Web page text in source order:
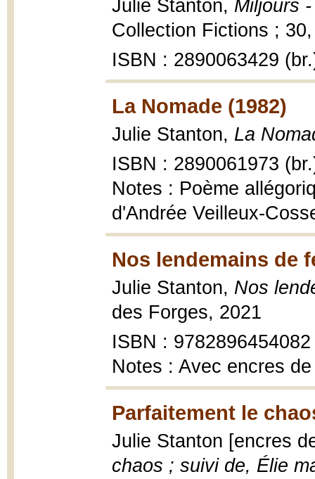
Julie Stanton, Miljours
Collection Fictions ;
ISBN : 2890063429
La Nomade (1982)
Julie Stanton, La
ISBN : 2890061973
Notes : Poème
d'Andrée Veilleux-
Nos lendemains de
Julie Stanton, Nos
des Forges, 2021
ISBN : 9782896454082
Notes : Avec encres
Parfaitement le
Julie Stanton [encres
chaos ; suivi de, Élie